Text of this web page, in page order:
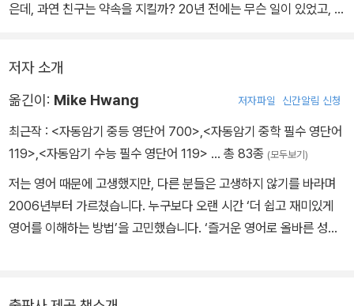
소 관심이 많은 분야의
잊혀집니다. 단어도 마
찬가지 입니다. 그래서 맥락이 없는 단어보다는 문장에서, 문장보다
는 단락에서, 단락보다는
은데, 과연 친구는 약속을 지킬까? 20년 전에는 무슨 일이 있었고, 2
달걀: 어머니는 초등학교 선생님이셨는데, 닭을 키워 자수성가했다는
농장일을 도왔는데, 어머니의 말에 따라 같이 양계장을 운영한다. 병
아리는 무척 키우기 어려웠다. 쉽게 병에 걸려 죽고, 각종 약을 먹이며
키운 닭은 스스로 마차에 들어가 깔려 죽기 일쑤 였다. 10년의 고생
끝에 결국 양계장을 포기하고, 식당 사업을 시작하지만, 식당 사업도
마음만큼 되지 않는다. 그래서 이번에는 아버지가 달걀을 이용해 새
저자 소개
옮긴이: Mike Hwang 저자파일 신간알림 신청
최근작 : <자동암기 중등 영단어 700>,<자동암기 중학 필수 영단어
119>,<자동암기 수능 필수 영단어 119> … 총 83종 (모두보기)
저는 영어 때문에 고생했지만, 다른 분들은 고생하지 않기를 바라며
2006년부터 가르쳤습니다. 누구보다 오랜 시간 ‘더 쉽고 재미있게
영어를 이해하는 방법’을 고민했습니다. ‘즐거운 영어로 올바른 성품